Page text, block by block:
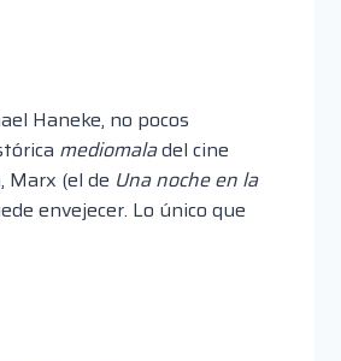
Haneke, no pocos
mediomaladel cine
Marx (el de Una noche en la
envejecer. Lo único que